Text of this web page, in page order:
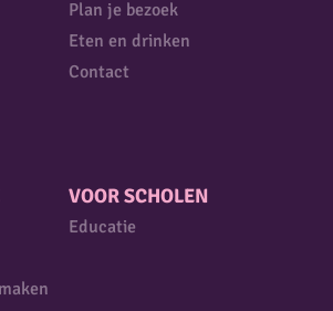
Plan je bezoek
Eten en drinken
Contact
VOOR SCHOLEN
Educatie